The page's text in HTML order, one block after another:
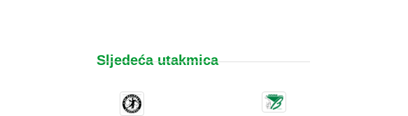
Sljedeća utakmica